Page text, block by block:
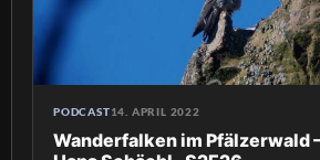
PODCAST14. APRIL 2022
Wanderfalken im Pfälzerwald